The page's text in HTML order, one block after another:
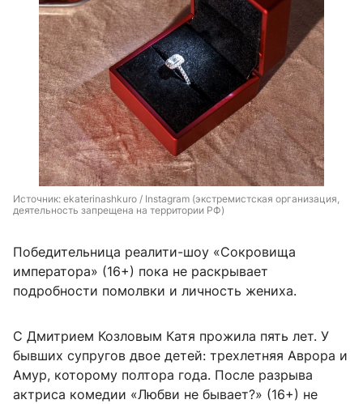
Источник: ekaterinashkuro / Instagram (экстремистская организация,
деятельность запрещена на территории РФ)
Победительница реалити-шоу «Сокровища
императора» (16+) пока не раскрывает
подробности помолвки и личность жениха.
С Дмитрием Козловым Катя прожила пять лет. У
бывших супругов двое детей: трехлетняя Аврора и
Амур, которому полтора года. После разрыва
актриса комедии «Любви не бывает?» (16+) не